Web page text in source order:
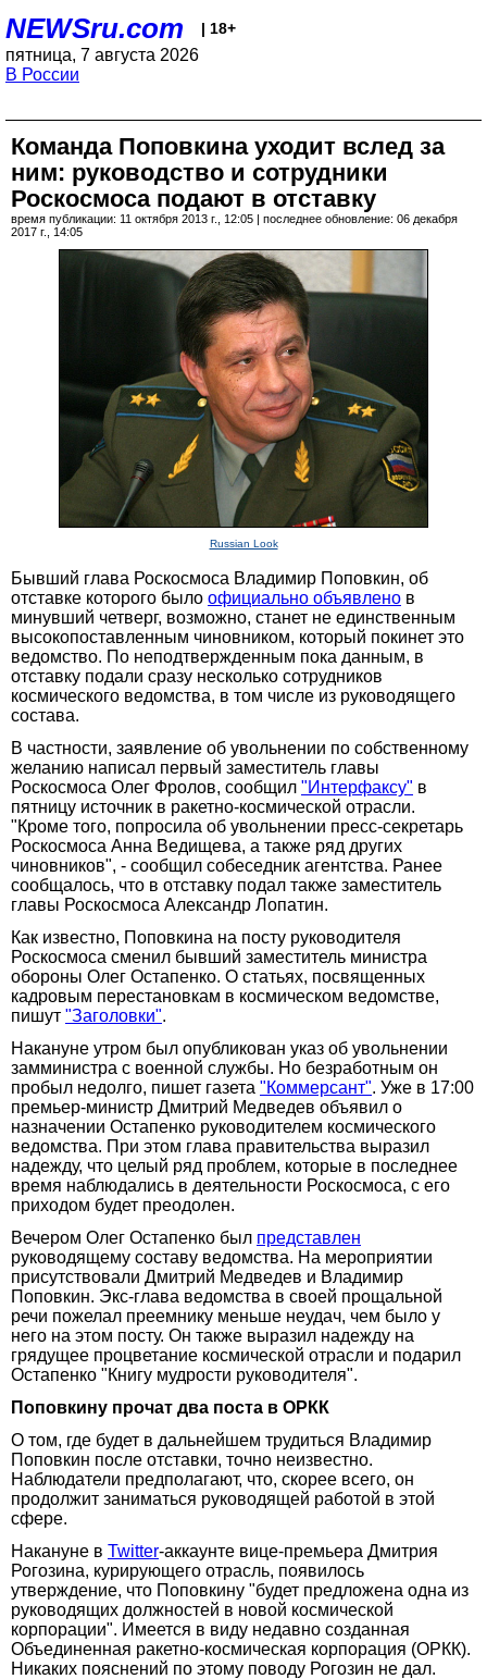
NEWSru.com | 18+
пятница, 7 августа 2026
В России
Команда Поповкина уходит вслед за
ним: руководство и сотрудники
Роскосмоса подают в отставку
время публикации: 11 октября 2013 г., 12:05 | последнее обновление: 06 декабря
2017 г., 14:05
Russian Look
Бывший глава Роскосмоса Владимир Поповкин, об
отставке которого было официально объявлено в
минувший четверг, возможно, станет не единственным
высокопоставленным чиновником, который покинет это
ведомство. По неподтвержденным пока данным, в
отставку подали сразу несколько сотрудников
космического ведомства, в том числе из руководящего
состава.
В частности, заявление об увольнении по собственному
желанию написал первый заместитель главы
Роскосмоса Олег Фролов, сообщил "Интерфаксу" в
пятницу источник в ракетно-космической отрасли.
"Кроме того, попросила об увольнении пресс-секретарь
Роскосмоса Анна Ведищева, а также ряд других
чиновников", - сообщил собеседник агентства. Ранее
сообщалось, что в отставку подал также заместитель
главы Роскосмоса Александр Лопатин.
Как известно, Поповкина на посту руководителя
Роскосмоса сменил бывший заместитель министра
обороны Олег Остапенко. О статьях, посвященных
кадровым перестановкам в космическом ведомстве,
пишут "Заголовки".
Накануне утром был опубликован указ об увольнении
замминистра с военной службы. Но безработным он
пробыл недолго, пишет газета "Коммерсант". Уже в 17:00
премьер-министр Дмитрий Медведев объявил о
назначении Остапенко руководителем космического
ведомства. При этом глава правительства выразил
надежду, что целый ряд проблем, которые в последнее
время наблюдались в деятельности Роскосмоса, с его
приходом будет преодолен.
Вечером Олег Остапенко был представлен
руководящему составу ведомства. На мероприятии
присутствовали Дмитрий Медведев и Владимир
Поповкин. Экс-глава ведомства в своей прощальной
речи пожелал преемнику меньше неудач, чем было у
него на этом посту. Он также выразил надежду на
грядущее процветание космической отрасли и подарил
Остапенко "Книгу мудрости руководителя".
Поповкину прочат два поста в ОРКК
О том, где будет в дальнейшем трудиться Владимир
Поповкин после отставки, точно неизвестно.
Наблюдатели предполагают, что, скорее всего, он
продолжит заниматься руководящей работой в этой
сфере.
Накануне в Twitter-аккаунте вице-премьера Дмитрия
Рогозина, курирующего отрасль, появилось
утверждение, что Поповкину "будет предложена одна из
руководящих должностей в новой космической
корпорации". Имеется в виду недавно созданная
Объединенная ракетно-космическая корпорация (ОРКК).
Никаких пояснений по этому поводу Рогозин не дал.